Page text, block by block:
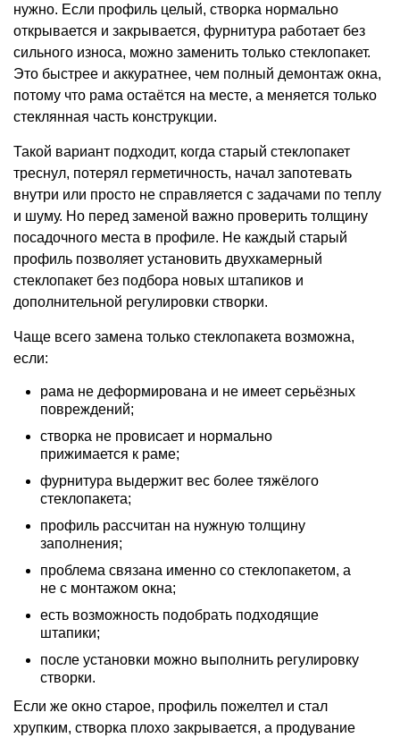
нужно. Если профиль целый, створка нормально
открывается и закрывается, фурнитура работает без
сильного износа, можно заменить только стеклопакет.
Это быстрее и аккуратнее, чем полный демонтаж окна,
потому что рама остаётся на месте, а меняется только
стеклянная часть конструкции.
Такой вариант подходит, когда старый стеклопакет
треснул, потерял герметичность, начал запотевать
внутри или просто не справляется с задачами по теплу
и шуму. Но перед заменой важно проверить толщину
посадочного места в профиле. Не каждый старый
профиль позволяет установить двухкамерный
стеклопакет без подбора новых штапиков и
дополнительной регулировки створки.
Чаще всего замена только стеклопакета возможна,
если:
рама не деформирована и не имеет серьёзных
повреждений;
створка не провисает и нормально
прижимается к раме;
фурнитура выдержит вес более тяжёлого
стеклопакета;
профиль рассчитан на нужную толщину
заполнения;
проблема связана именно со стеклопакетом, а
не с монтажом окна;
есть возможность подобрать подходящие
штапики;
после установки можно выполнить регулировку
створки.
Если же окно старое, профиль пожелтел и стал
хрупким, створка плохо закрывается, а продувание